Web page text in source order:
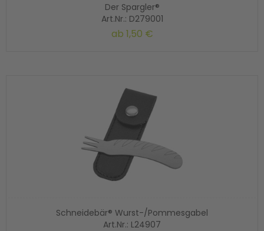
Der Spargler®
Art.Nr.: D279001
ab 1,50 €
Schneidebär® Wurst-/Pommesgabel
Art.Nr.: L24907